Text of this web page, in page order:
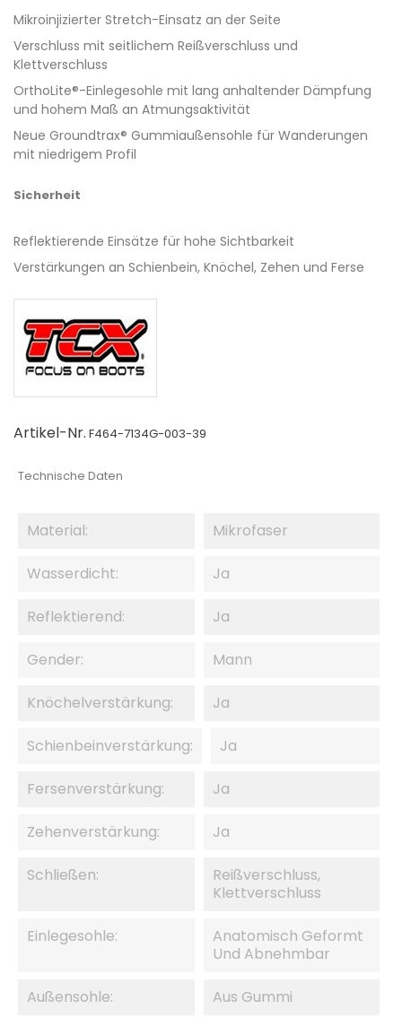
Mikroinjizierter Stretch-Einsatz an der Seite
Verschluss mit seitlichem Reißverschluss und
Klettverschluss
OrthoLite®-Einlegesohle mit lang anhaltender Dämpfung
und hohem Maß an Atmungsaktivität
Neue Groundtrax® Gummiaußensohle für Wanderungen
mit niedrigem Profil
Sicherheit
Reflektierende Einsätze für hohe Sichtbarkeit
Verstärkungen an Schienbein, Knöchel, Zehen und Ferse
Artikel-Nr. F464-7134G-003-39
Technische Daten
Material: Mikrofaser
Wasserdicht: Ja
Reflektierend: Ja
Gender: Mann
Knöchelverstärkung: Ja
Schienbeinverstärkung: Ja
Fersenverstärkung: Ja
Zehenverstärkung: Ja
Schließen:
Reißverschluss,
Klettverschluss
Einlegesohle:
Anatomisch Geformt
Und Abnehmbar
Außensohle: Aus Gummi